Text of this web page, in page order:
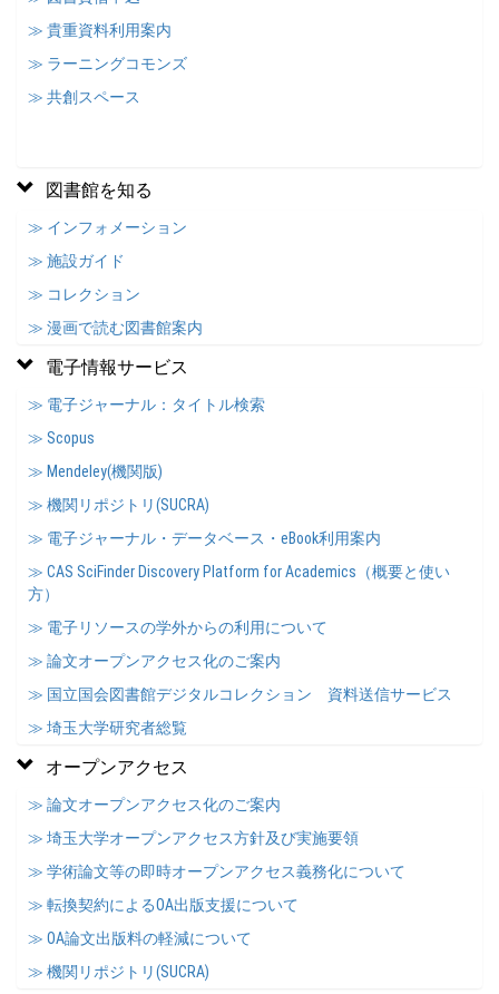
≫ 貴重資料利用案内
≫ ラーニングコモンズ
≫ 共創スペース
図書館を知る
≫ インフォメーション
≫ 施設ガイド
≫ コレクション
≫ 漫画で読む図書館案内
電子情報サービス
≫ 電子ジャーナル：タイトル検索
≫ Scopus
≫ Mendeley(機関版)
≫ 機関リポジトリ(SUCRA)
≫ 電子ジャーナル・データベース・eBook利用案内
≫ CAS SciFinder Discovery Platform for Academics（概要と使い
方）
≫ 電子リソースの学外からの利用について
≫ 論文オープンアクセス化のご案内
≫ 国立国会図書館デジタルコレクション 資料送信サービス
≫ 埼玉大学研究者総覧
オープンアクセス
≫ 論文オープンアクセス化のご案内
≫ 埼玉大学オープンアクセス方針及び実施要領
≫ 学術論文等の即時オープンアクセス義務化について
≫ 転換契約によるOA出版支援について
≫ OA論文出版料の軽減について
≫ 機関リポジトリ(SUCRA)